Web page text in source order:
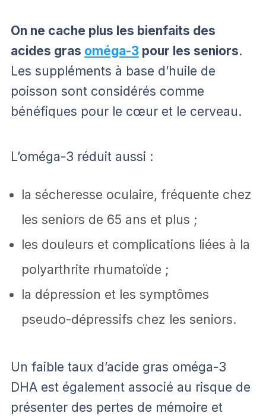
On ne cache plus les bienfaits des
acides gras oméga-3 pour les seniors.
Les suppléments à base d’huile de
poisson sont considérés comme
bénéfiques pour le cœur et le cerveau.
L’oméga-3 réduit aussi :
la sécheresse oculaire, fréquente chez
les seniors de 65 ans et plus ;
les douleurs et complications liées à la
polyarthrite rhumatoïde ;
la dépression et les symptômes
pseudo-dépressifs chez les seniors.
Un faible taux d’acide gras oméga-3
DHA est également associé au risque de
présenter des pertes de mémoire et